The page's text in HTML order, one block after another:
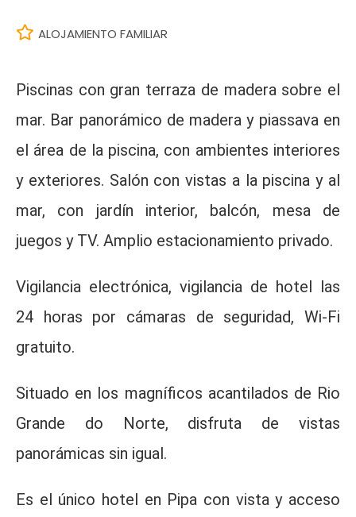
ALOJAMIENTO FAMILIAR
Piscinas con gran terraza de madera sobre el
mar. Bar panorámico de madera y piassava en
el área de la piscina, con ambientes interiores
y exteriores. Salón con vistas a la piscina y al
mar, con jardín interior, balcón, mesa de
juegos y TV. Amplio estacionamiento privado.
Vigilancia electrónica, vigilancia de hotel las
24 horas por cámaras de seguridad, Wi-Fi
gratuito.
Situado en los magníficos acantilados de Rio
Grande do Norte, disfruta de vistas
panorámicas sin igual.
Es el único hotel en Pipa con vista y acceso